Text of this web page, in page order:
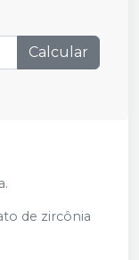
Calcular
de zircônia